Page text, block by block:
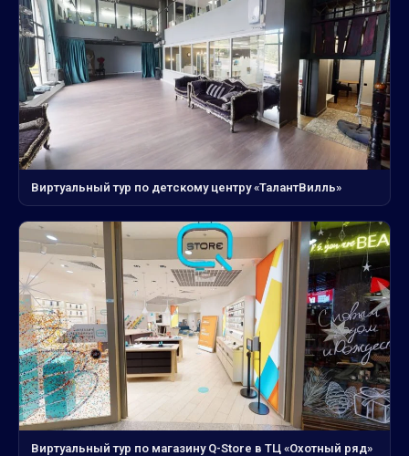
Виртуальный тур по детскому центру «ТалантВилль»
Виртуальный тур по магазину Q-Store в ТЦ «Охотный ряд»